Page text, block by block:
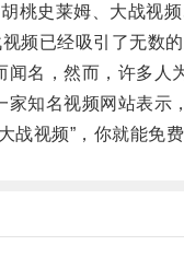
史莱姆、大战视频
频已经吸引了无数的
，然而，许多人
名视频网站表示
视频”，你就能免